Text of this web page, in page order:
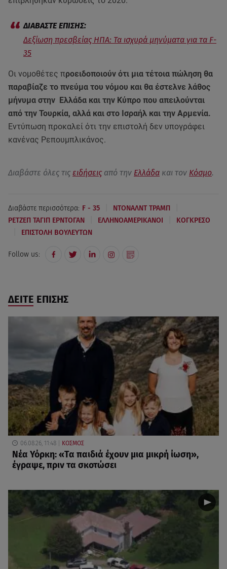
Δεξίωση πρεσβείας ΗΠΑ: Τα ισχυρά μηνύματα για τα F-
35
Οι νομοθέτες προειδοποιούν ότι μια τέτοια πώληση θα
παραβίαζε το πνεύμα του νόμου και θα έστελνε λάθος
μήνυμα στην Ελλάδα και την Κύπρο που απειλούνται
από την Τουρκία, αλλά και στο Ισραήλ και την Αρμενία.
Εντύπωση προκαλεί ότι την επιστολή δεν υπογράφει
κανένας Ρεπουμπλικάνος.
Διαβάστε όλες τις ειδήσεις από την Ελλάδα και τον Κόσμο.
Διαβάστε περισσότερα: F - 35 ΝΤΟΝΑΛΝΤ ΤΡΑΜΠ
ΡΕΤΖΕΠ ΤΑΓΙΠ ΕΡΝΤΟΓΑΝ ΕΛΛΗΝΟΑΜΕΡΙΚΑΝΟΙ ΚΟΓΚΡΕΣΟ
ΕΠΙΣΤΟΛΗ ΒΟΥΛΕΥΤΩΝ
Follow us:
ΔΕΙΤΕ ΕΠΙΣΗΣ
06.08.26, 11:48 ΚΟΣΜΟΣ
Νέα Υόρκη: «Τα παιδιά έχουν μια μικρή ίωση»,
έγραψε, πριν τα σκοτώσει